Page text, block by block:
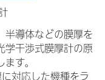
半導体などの膜厚を
学干渉式膜厚計の原
す。
対応した機種をラ